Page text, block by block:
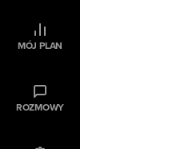
MÓJ PLAN
ROZMOWY